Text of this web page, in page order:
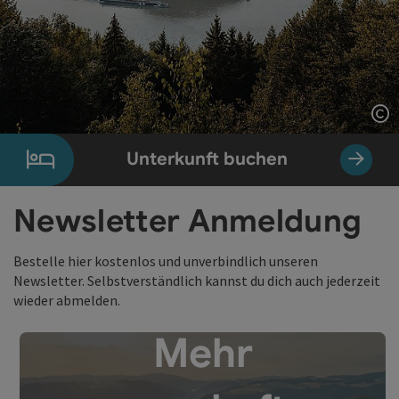
Unterkunft buchen
Newsletter Anmeldung
Bestelle hier kostenlos und unverbindlich unseren
Newsletter. Selbstverständlich kannst du dich auch jederzeit
wieder abmelden.
Mehr